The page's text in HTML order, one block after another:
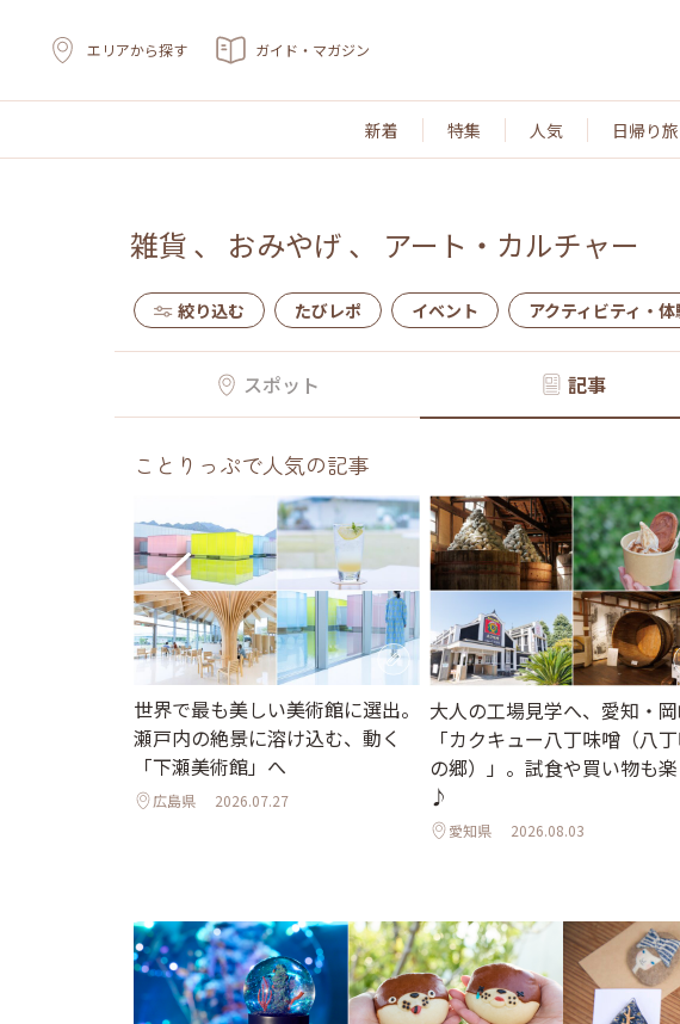
エリアから探す ガイド・マガジン
新着 特集 人気 日帰り旅
雑貨 、 おみやげ 、 アート・カルチャー
絞り込む たびレポ イベント アクティビティ・体
スポット 記事
ことりっぷで人気の記事
世界で最も美しい美術館に選出。
瀬戸内の絶景に溶け込む、動く
「下瀬美術館」へ
広島県 2026.07.27
大人の工場見学へ、愛知・
「カクキュー八丁味噌（八
の郷）」。試食や買い物も
♪
愛知県 2026.08.03